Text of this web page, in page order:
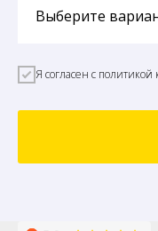
Я согласен с